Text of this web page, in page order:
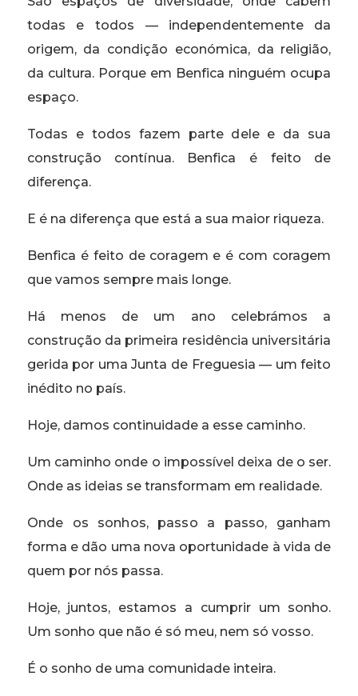
todas e todos — independentemente da
origem, da condição económica, da religião,
da cultura. Porque em Benfica ninguém ocupa
espaço.
Todas e todos fazem parte dele e da sua
construção contínua. Benfica é feito de
diferença.
E é na diferença que está a sua maior riqueza.
Benfica é feito de coragem e é com coragem
que vamos sempre mais longe.
Há menos de um ano celebrámos a
construção da primeira residência universitária
gerida por uma Junta de Freguesia — um feito
inédito no país.
Hoje, damos continuidade a esse caminho.
Um caminho onde o impossível deixa de o ser.
Onde as ideias se transformam em realidade.
Onde os sonhos, passo a passo, ganham
forma e dão uma nova oportunidade à vida de
quem por nós passa.
Hoje, juntos, estamos a cumprir um sonho.
Um sonho que não é só meu, nem só vosso.
É o sonho de uma comunidade inteira.